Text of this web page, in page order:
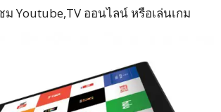
Youtube,TV ออนไลน์ หรือเล่นเกม